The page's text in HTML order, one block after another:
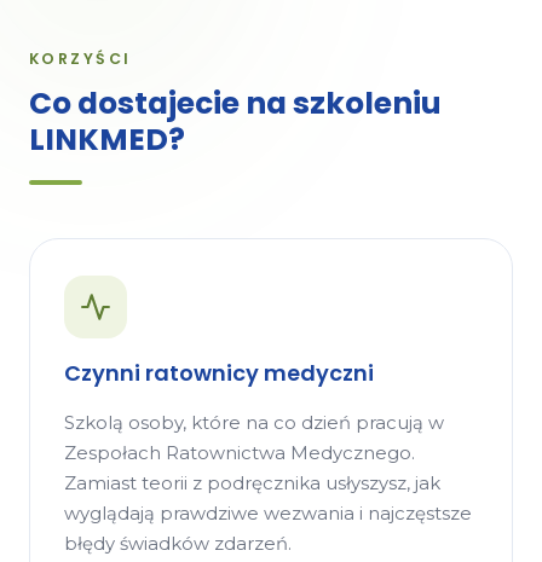
KORZYŚCI
Co dostajecie na szkoleniu
LINKMED?
Czynni ratownicy medyczni
Szkolą osoby, które na co dzień pracują w
Zespołach Ratownictwa Medycznego.
Zamiast teorii z podręcznika usłyszysz, jak
wyglądają prawdziwe wezwania i najczęstsze
błędy świadków zdarzeń.